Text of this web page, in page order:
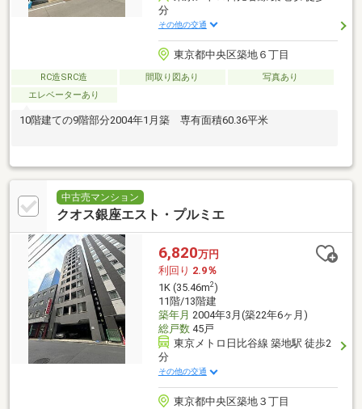
分
その他の交通
東京都中央区築地６丁目
RC造SRC造 間取り図あり
写真あり
エレベーターあり
10階建ての9階部分2004年1月築 専有面積60.36平米
中古売マンション
クオス銀座エスト・プルミエ
6,820万円
利回り 2.9％
1K (35.46m2)
11階/13階建
築年月 2004年3月(築22年6ヶ月)
総戸数45戸
東京メトロ日比谷線 築地駅 徒歩2
分
その他の交通
東京都中央区築地３丁目